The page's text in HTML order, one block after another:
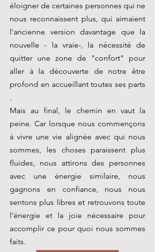
éloigner de certaines personnes qui ne
nous reconnaissent plus, qui aimaient
l'ancienne version davantage que la
nouvelle - la vraie-, la nécessité de
quitter une zone de "confort" pour
aller à la découverte de notre être
profond en accueillant toutes ses parts
.
Mais au final, le chemin en vaut la
peine. Car lorsque nous commençons
à vivre une vie alignée avec qui nous
sommes, les choses paraissent plus
fluides, nous attirons des personnes
avec une énergie similaire, nous
gagnons en confiance, nous nous
sentons plus libres et retrouvons toute
l'énergie et la joie nécessaire pour
accomplir ce pour quoi nous sommes
faits.